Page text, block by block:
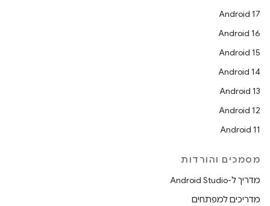
Android 17
Android 16
Android 15
Android 14
Android 13
Android 12
Android 11
מסמכים והורדות
מדריך ל-Android Studio
מדריכים למפתחים